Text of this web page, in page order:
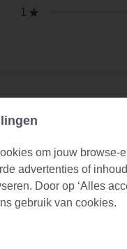
1
om jouw browse-
advertenties of
Door op ‘Alles
gebruik van cookies.